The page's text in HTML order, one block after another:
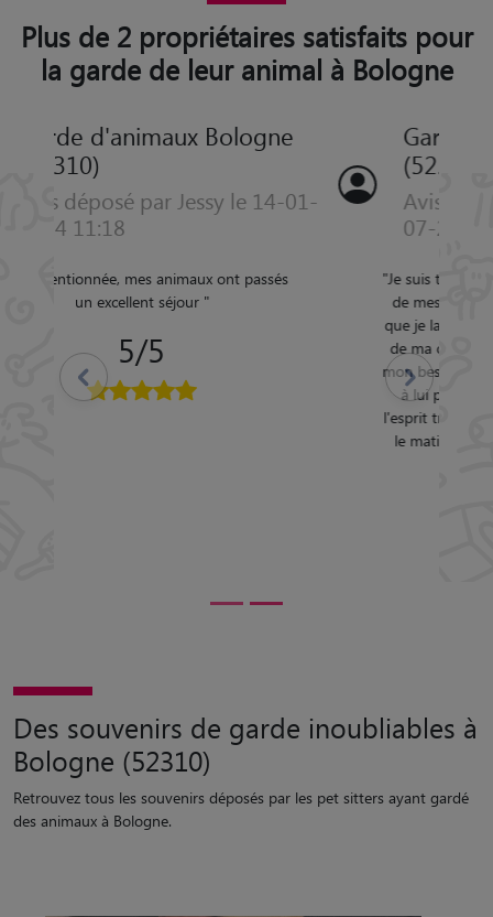
Plus de 2 propriétaires satisfaits pour
la garde de leur animal à Bologne
Garde d'animaux Bologne
Avis déposé par SEVERINE le 18-
07-2022 05:21
"Je suis très satisfaite . Cyril a été à l'écoute
de mes angoisses ( c'est la première fois
que je laissais ma chienne ) et du bien être
de ma chienne. Il a su adapté son offre à
mon besoin et je l'en remercie J'ai pu grâce
à lui passer de très bonnes vacances ,
l'esprit tranquille et profiter de ma chienne
Précédent Suivant
Des souvenirs de garde inoubliables à
Bologne (52310)
Retrouvez tous les souvenirs déposés par les pet sitters ayant gardé
des animaux à Bologne.